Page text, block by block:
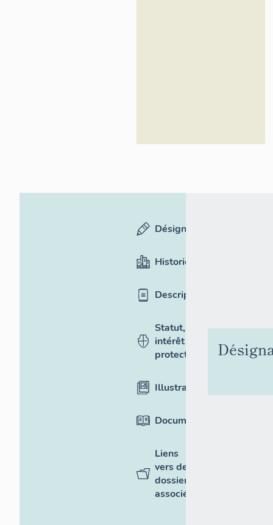
Désignation
Historique
Description
Statut,
intérêt et
protection
Illustrations
Documentation
Liens
vers des
dossiers
associés